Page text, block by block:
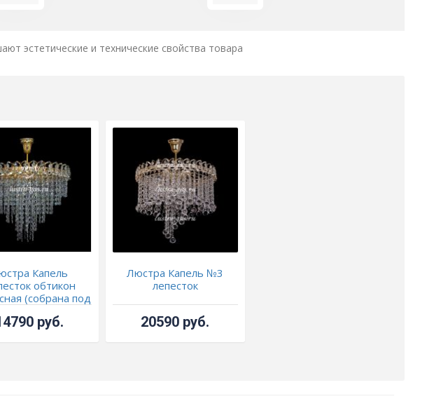
эстетические и технические свойства товара
Капель
обтикон
(собрана под
руб.
Люстра Капель №3
лепесток
20590 руб.